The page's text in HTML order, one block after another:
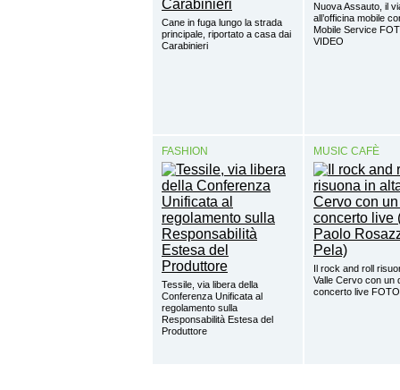
Cane in fuga lungo la strada
principale, riportato a casa dai
Carabinieri
Nuova Assauto, il
all’officina mobile
Mobile Service
VIDEO
FASHION
Tessile, via libera della
Conferenza Unificata al
regolamento sulla
Responsabilità Estesa del
Produttore
MUSIC CAFÈ
Il rock and roll
Valle Cervo con un
concerto live FOTO